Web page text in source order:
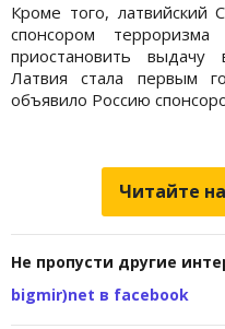
Кроме того, латвийский
спонсором
приостановить
Латвия стала первым
объявило Россию
Читайте
Не пропусти другие
bigmir)net в facebook